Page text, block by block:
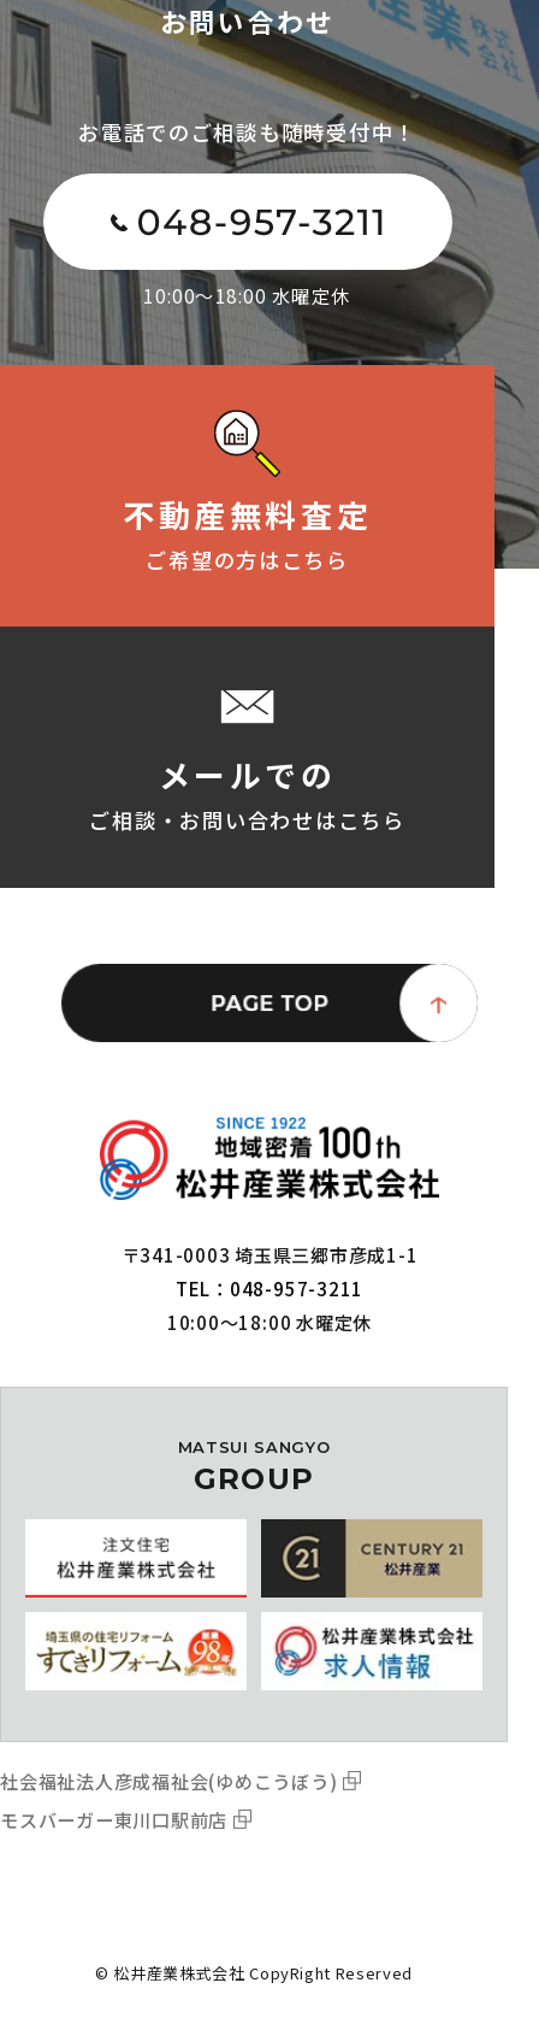
お問い合わせ
お電話でのご相談も随時受付中！
10:00～18:00 水曜定休
不動産無料査定
ご希望の方はこちら
メールでの
ご相談・お問い合わせはこちら
〒341-0003 埼玉県三郷市彦成1-1
TEL：048-957-3211
10:00～18:00 水曜定休
MATSUI SANGYO
GROUP
© 松井産業株式会社 CopyRight Reserved
社会福祉法人彦成福祉会(ゆめこうぼう)
モスバーガー東川口駅前店